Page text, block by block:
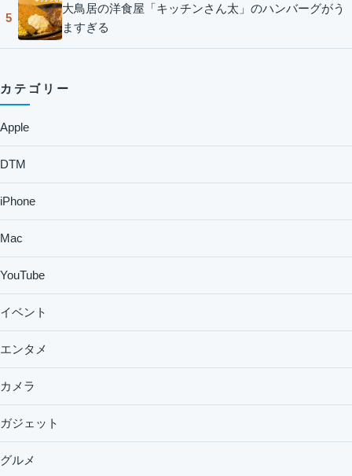
5
大鳥居の洋食屋「キッチンさん太」のハンバーグがう
ますぎる
カテゴリー
Apple
DTM
iPhone
Mac
YouTube
イベント
エンタメ
カメラ
ガジェット
グルメ